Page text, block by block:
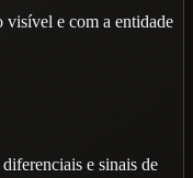
visível e com a entidade
e sinais de